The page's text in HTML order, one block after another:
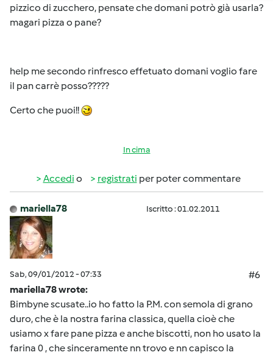
pizzico di zucchero, pensate che domani potrò già usarla?
magari pizza o pane?
help me secondo rinfresco effetuato domani voglio fare
il pan carrè posso?????
Certo che puoi!!
In cima
Accedi o registrati per poter commentare
mariella78 Iscritto : 01.02.2011
Sab, 09/01/2012 - 07:33
#6
mariella78 wrote:
Bimbyne scusate..io ho fatto la P.M. con semola di grano
duro, che è la nostra farina classica, quella cioè che
usiamo x fare pane pizza e anche biscotti, non ho usato la
farina 0 , che sinceramente nn trovo e nn capisco la